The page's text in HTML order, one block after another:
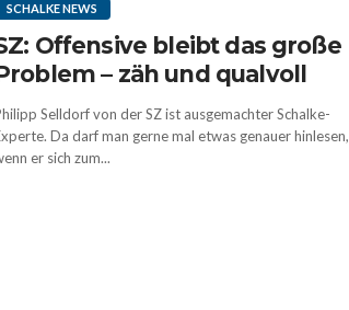
SCHALKE NEWS
Offensive bleibt das große
– zäh und qualvoll
Selldorf von der SZ ist ausgemachter Schalke-
Da darf man gerne mal etwas genauer hinlesen,
er sich zum...